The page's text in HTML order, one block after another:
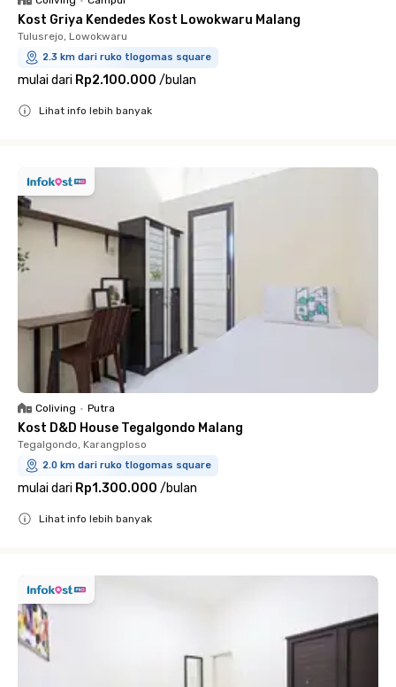
Kost Griya Kendedes Kost Lowokwaru Malang
Tulusrejo, Lowokwaru
2.3 km dari ruko tlogomas square
mulai dari Rp2.100.000 /bulan
Lihat info lebih banyak
Coliving • Putra
Kost D&D House Tegalgondo Malang
Tegalgondo, Karangploso
2.0 km dari ruko tlogomas square
mulai dari Rp1.300.000 /bulan
Lihat info lebih banyak